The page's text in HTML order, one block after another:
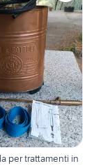
per trattamenti in